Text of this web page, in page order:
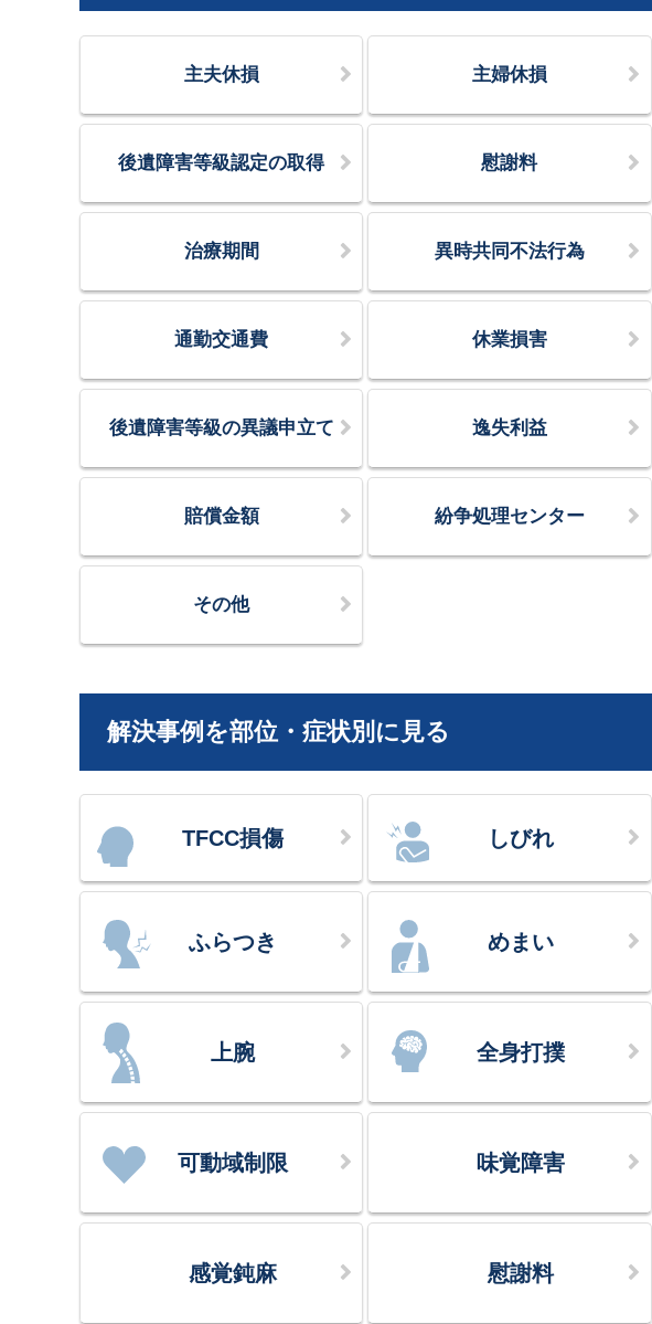
主夫休損 主婦休損
後遺障害等級認定の取得 慰謝料
治療期間 異時共同不法行為
通勤交通費 休業損害
後遺障害等級の異議申立て 逸失利益
賠償金額 紛争処理センター
その他
解決事例を部位・症状別に見る
TFCC損傷 しびれ
ふらつき めまい
上腕 全身打撲
可動域制限 味覚障害
感覚鈍麻 慰謝料